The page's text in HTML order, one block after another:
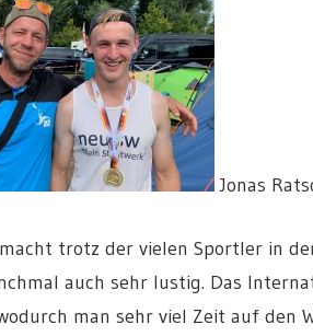
Jonas
trotz der vielen Sportler in
auch sehr lustig. Das
man sehr viel Zeit auf den